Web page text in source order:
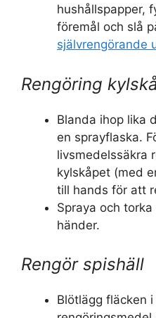
hushållspapper,
föremål och slå
självrengörande
Rengöring
Blanda ihop lika
en sprayflaska.
livsmedelssäkra
kylskåpet (med
till hands för att
Spraya och
händer.
Rengör spishäll
Blötlägg fläcken